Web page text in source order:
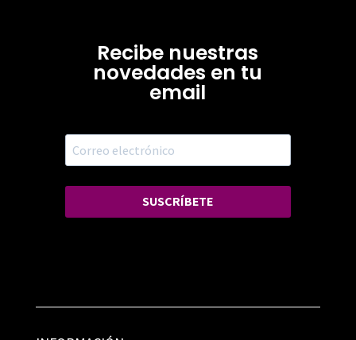
Recibe nuestras
novedades en tu
email
SUSCRÍBETE